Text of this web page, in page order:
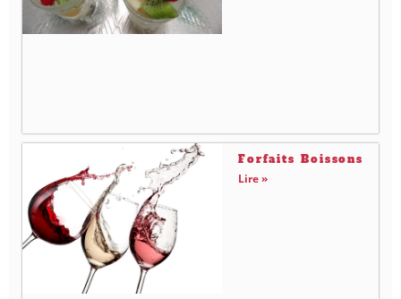
Forfaits Boissons
Lire »